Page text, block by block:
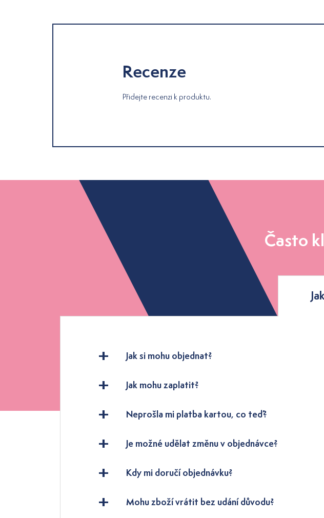
Recenze
Přidejte recenzi k produktu.
Často
Jak si mohu objednat?
Jak mohu zaplatit?
Neprošla mi platba kartou, co teď?
Je možné udělat změnu v objednávce?
Kdy mi doručí objednávku?
Mohu zboží vrátit bez udání důvodu?